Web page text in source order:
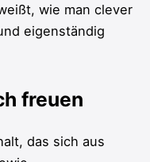
wie man clever
eigenständig
freuen
das sich aus